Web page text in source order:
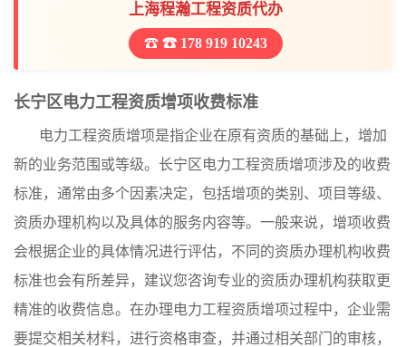
上海程瀚工程资质代办
☎ 178 919 10243
长宁区电力工程资质增项收费标准
电力工程资质增项是指企业在原有资质的基础上，增加
新的业务范围或等级。长宁区电力工程资质增项涉及的收费
标准，通常由多个因素决定，包括增项的类别、项目等级、
资质办理机构以及具体的服务内容等。一般来说，增项收费
会根据企业的具体情况进行评估，不同的资质办理机构收费
标准也会有所差异，建议您咨询专业的资质办理机构获取更
精准的收费信息。在办理电力工程资质增项过程中，企业需
要提交相关材料，进行资格审查，并通过相关部门的审核，